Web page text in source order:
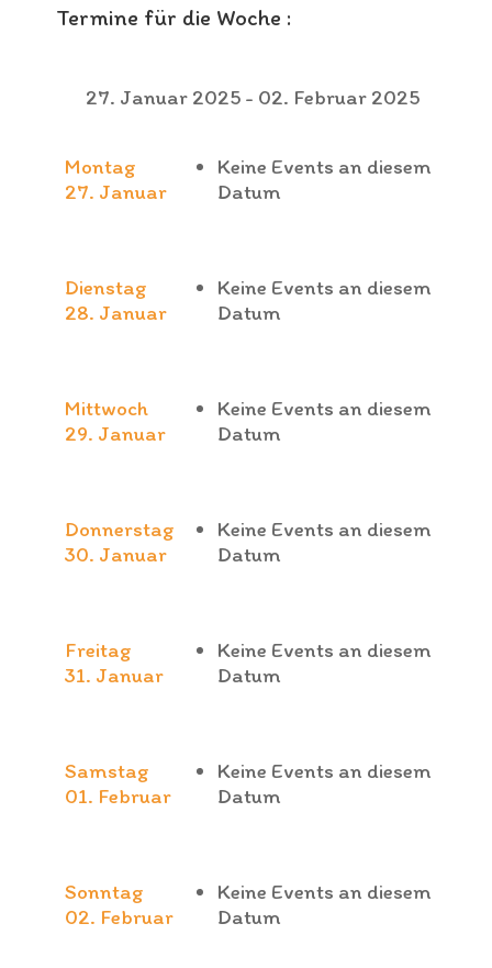
Termine für die Woche :
27. Januar 2025 - 02. Februar 2025
Montag
27. Januar
Keine Events an diesem
Datum
Dienstag
28. Januar
Keine Events an diesem
Datum
Mittwoch
29. Januar
Keine Events an diesem
Datum
Donnerstag
30. Januar
Keine Events an diesem
Datum
Freitag
31. Januar
Keine Events an diesem
Datum
Samstag
01. Februar
Keine Events an diesem
Datum
Sonntag
02. Februar
Keine Events an diesem
Datum